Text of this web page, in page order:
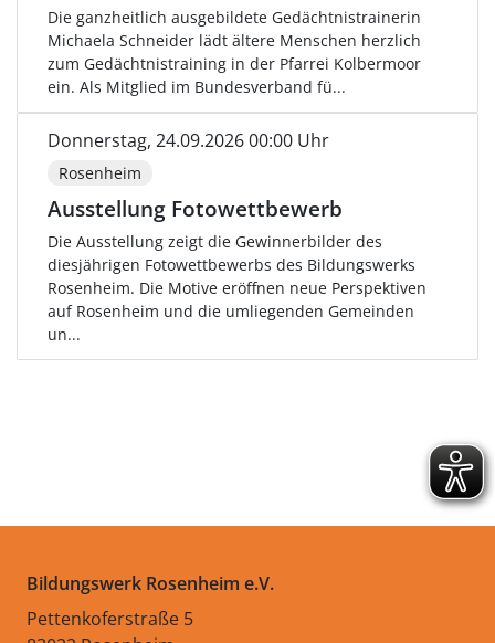
Die ganzheitlich ausgebildete Gedächtnistrainerin
Michaela Schneider lädt ältere Menschen herzlich
zum Gedächtnistraining in der Pfarrei Kolbermoor
ein. Als Mitglied im Bundesverband fü...
Donnerstag, 24.09.2026 00:00 Uhr
Rosenheim
Ausstellung Fotowettbewerb
Die Ausstellung zeigt die Gewinnerbilder des
diesjährigen Fotowettbewerbs des Bildungswerks
Rosenheim. Die Motive eröffnen neue Perspektiven
auf Rosenheim und die umliegenden Gemeinden
un...
Bildungswerk Rosenheim e.V.
Pettenkoferstraße 5